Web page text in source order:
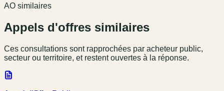
AO similaires
Appels d'offres similaires
Ces consultations sont rapprochées par acheteur public,
secteur ou territoire, et restent ouvertes à la réponse.